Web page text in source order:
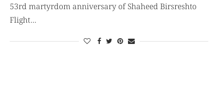
53rd martyrdom anniversary of Shaheed Birsreshto
Flight…